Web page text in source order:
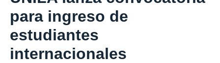
para ingreso de
estudiantes
internacionales